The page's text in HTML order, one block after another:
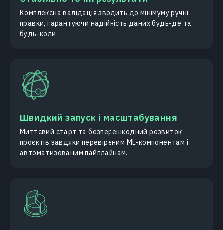
Комплексна валідація зводить до мінімуму ручні
правки, гарантуючи надійність даних будь-де та
будь-коли.
Швидкий запуск і масштабування
Миттєвий старт та безперешкодний розвиток
проєктів завдяки перевіреним ML-компонентам і
автоматизованим пайплайнам.